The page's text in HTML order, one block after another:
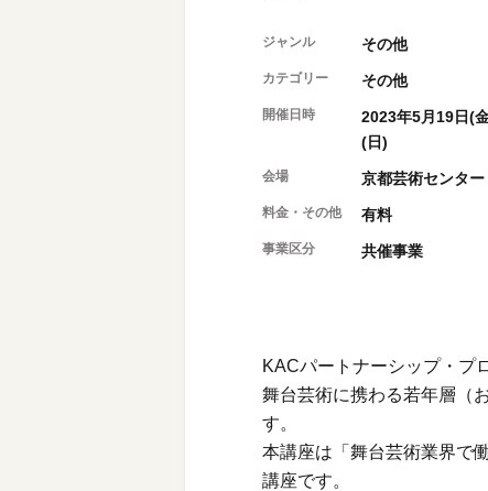
ジャンル その他
カテゴリー その他
開催日時
2023年5月19日(
(日)
会場 京都芸術センター
料金・その他 有料
事業区分 共催事業
KACパートナーシップ・プ
舞台芸術に携わる若年層（
す。
本講座は「舞台芸術業界で
講座です。